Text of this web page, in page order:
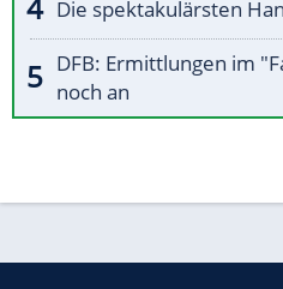
Die spektakulärsten
DFB: Ermittlungen im
noch an